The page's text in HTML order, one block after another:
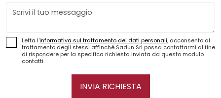
Messaggio
Letta l'informativa sul trattamento dei dati personali, acconsento al
trattamento degli stessi affinché Sadun Srl possa contattarmi al fine
di rispondere per la specifica richiesta inviata da questo modulo
contatti.
INVIA RICHIESTA